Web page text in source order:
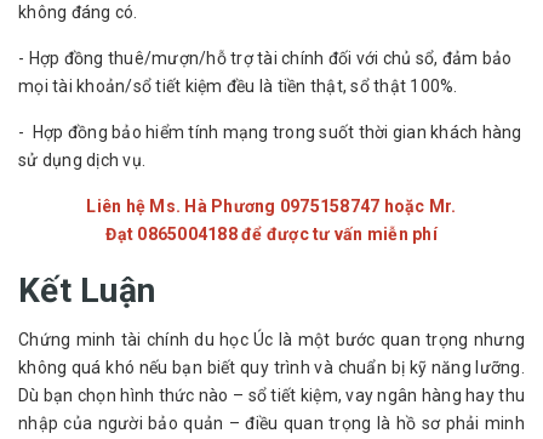
không đáng có.
- Hợp đồng thuê/mượn/hỗ trợ tài chính đối với chủ sổ, đảm bảo
mọi tài khoản/sổ tiết kiệm đều là tiền thật, sổ thật 100%.
- Hợp đồng bảo hiểm tính mạng trong suốt thời gian khách hàng
sử dụng dịch vụ.
Liên hệ Ms. Hà Phương 0975158747 hoặc Mr.
Đạt 0865004188 để được tư vấn miễn phí
Kết Luận
Chứng minh tài chính du học Úc là một bước quan trọng nhưng
không quá khó nếu bạn biết quy trình và chuẩn bị kỹ năng lưỡng.
Dù bạn chọn hình thức nào – sổ tiết kiệm, vay ngân hàng hay thu
nhập của người bảo quản – điều quan trọng là hồ sơ phải minh